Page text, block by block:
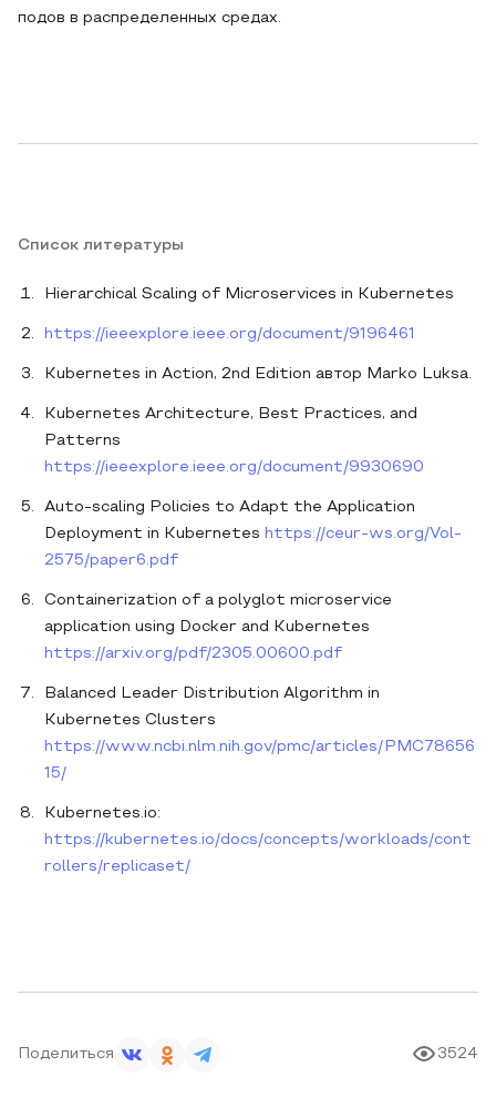
подов в распределенных средах.
Список литературы
Hierarchical Scaling of Microservices in Kubernetes
https://ieeexplore.ieee.org/document/9196461
Kubernetes in Action, 2nd Edition автор Marko Luksa.
Kubernetes Architecture, Best Practices, and
Patterns
https://ieeexplore.ieee.org/document/9930690
Auto-scaling Policies to Adapt the Application
Deployment in Kubernetes https://ceur-ws.org/Vol-
2575/paper6.pdf
Containerization of a polyglot microservice
application using Docker and Kubernetes
https://arxiv.org/pdf/2305.00600.pdf
Balanced Leader Distribution Algorithm in
Kubernetes Clusters
https://www.ncbi.nlm.nih.gov/pmc/articles/PMC78656
15/
Kubernetes.io:
https://kubernetes.io/docs/concepts/workloads/cont
rollers/replicaset/
Поделиться 3524